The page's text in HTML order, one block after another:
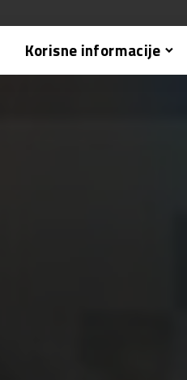
Korisne informacije